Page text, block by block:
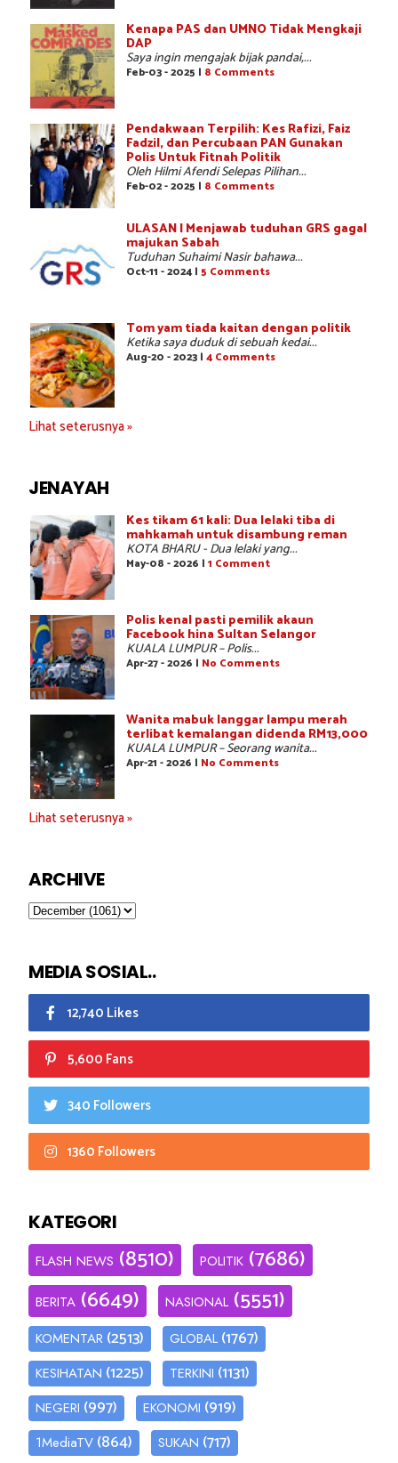
Kenapa PAS dan UMNO Tidak Mengkaji
DAP
Saya ingin mengajak bijak pandai,...
Feb-03 - 2025 | 8 Comments
Pendakwaan Terpilih: Kes Rafizi, Faiz
Fadzil, dan Percubaan PAN Gunakan
Polis Untuk Fitnah Politik
Oleh Hilmi Afendi Selepas Pilihan...
Feb-02 - 2025 | 8 Comments
ULASAN | Menjawab tuduhan GRS gagal
majukan Sabah
Tuduhan Suhaimi Nasir bahawa...
Oct-11 - 2024 | 5 Comments
Tom yam tiada kaitan dengan politik
Ketika saya duduk di sebuah kedai...
Aug-20 - 2023 | 4 Comments
Lihat seterusnya »
JENAYAH
Kes tikam 61 kali: Dua lelaki tiba di
mahkamah untuk disambung reman
KOTA BHARU - Dua lelaki yang...
May-08 - 2026 | 1 Comment
Polis kenal pasti pemilik akaun
Facebook hina Sultan Selangor
KUALA LUMPUR – Polis...
Apr-27 - 2026 | No Comments
Wanita mabuk langgar lampu merah
terlibat kemalangan didenda RM13,000
KUALA LUMPUR – Seorang wanita...
Apr-21 - 2026 | No Comments
Lihat seterusnya »
ARCHIVE
MEDIA SOSIAL..
12,740 Likes
5,600 Fans
340 Followers
1360 Followers
KATEGORI
FLASH NEWS (8510) POLITIK (7686)
BERITA (6649) NASIONAL (5551)
KOMENTAR (2513) GLOBAL (1767)
KESIHATAN (1225) TERKINI (1131)
NEGERI (997) EKONOMI (919)
1MediaTV (864) SUKAN (717)